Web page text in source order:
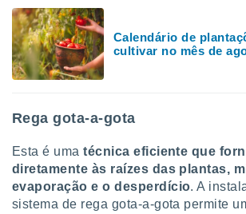
Pode
de
nós e
Calendário de
cultivar no mês de
Rega gota-a-gota
Esta é umatécnica eficiente que
diretamente às raízes das plantas,
evaporação e o desperdício. A
sistema de rega gota-a-gota permite